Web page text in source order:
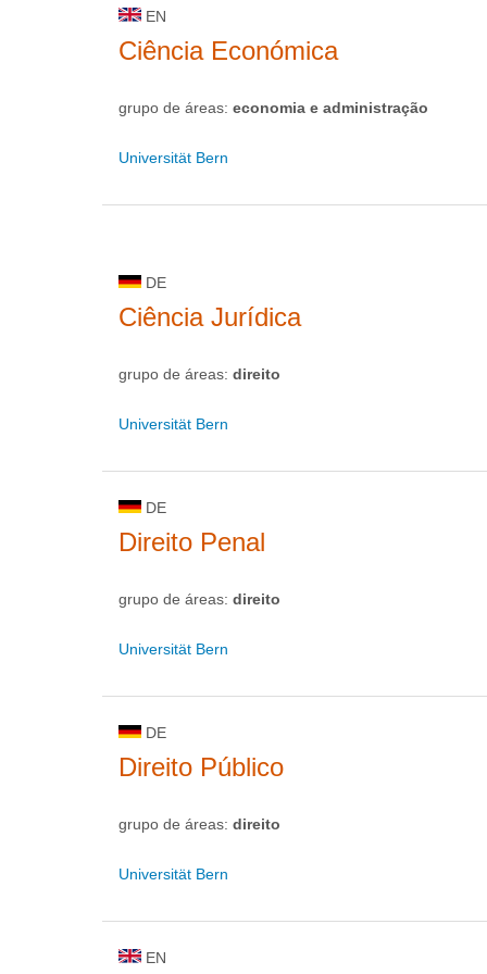
EN
Ciência Económica
grupo de áreas: economia e administração
Universität Bern
DE
Ciência Jurídica
grupo de áreas: direito
Universität Bern
DE
Direito Penal
grupo de áreas: direito
Universität Bern
DE
Direito Público
grupo de áreas: direito
Universität Bern
EN